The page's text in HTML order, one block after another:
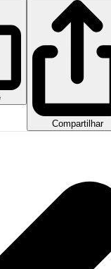
Compartilhar